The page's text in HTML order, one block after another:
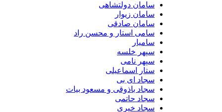
سامان دولتشاهی
سامان زیوار
سامان صادقی
سامی استار و محسن راد
سامیار
سپهر خلسه
سپهر نامی
ستار اسماعیلی
سجاد ای بی
سجاد باذوقی و مسعود بیات
سجاد حاتمی
سجاد خیری